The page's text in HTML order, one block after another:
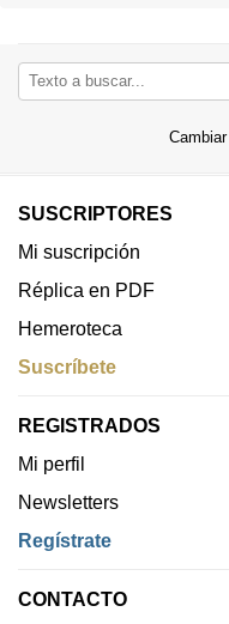
SUSCRIPTORES
Mi suscripción
Réplica en PDF
Hemeroteca
Suscríbete
REGISTRADOS
Mi perfil
Newsletters
Regístrate
CONTACTO